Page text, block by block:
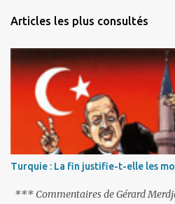
n
i
Articles les plus consultés
Turquie : La fin justifie-t-elle les
*** Commentaires de Gérard